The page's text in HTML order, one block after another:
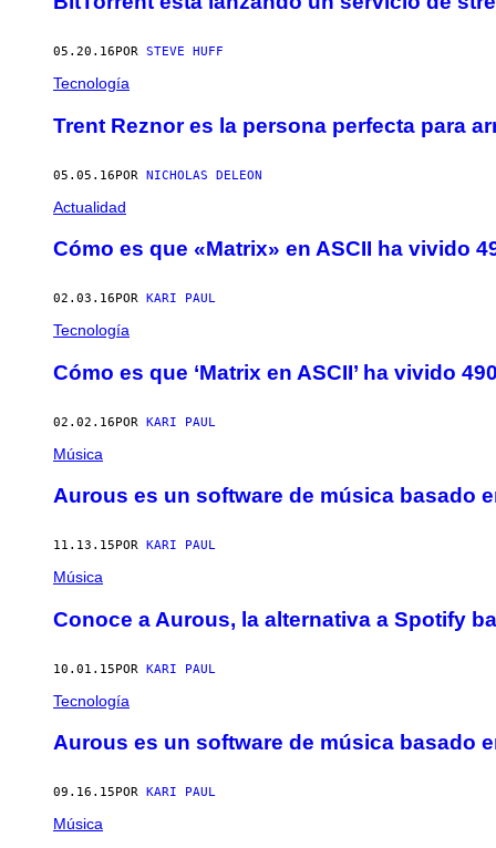
05.20.16 POR STEVE HUFF
Tecnología
Trent Reznor es la persona perfecta para
05.05.16POR NICHOLAS DELEON
Actualidad
Cómo es que «Matrix» en ASCII ha vivido
02.03.16 POR KARI PAUL
Tecnología
Cómo es que ‘Matrix en ASCII’ ha vivido
02.02.16POR KARI PAUL
Música
Aurous es un software de música basado
11.13.15 POR KARI PAUL
Música
Conoce a Aurous, la alternativa a Spotify
10.01.15POR KARI PAUL
Tecnología
Aurous es un software de música basado
09.16.15 POR KARI PAUL
Música